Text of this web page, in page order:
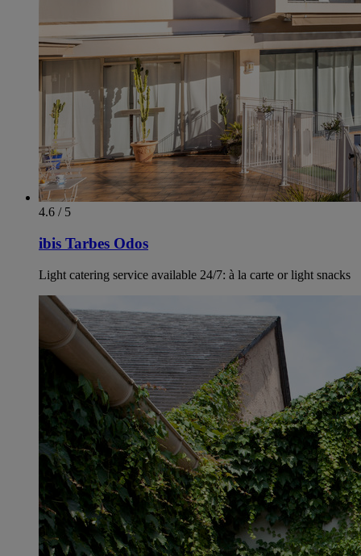
4.6 / 5
ibis Tarbes Odos
Light catering service available 24/7: à la carte or light snacks